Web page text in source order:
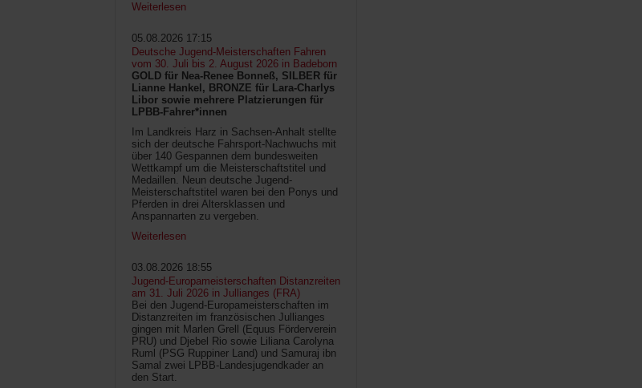
Weiterlesen
05.08.2026 17:15
Deutsche Jugend-Meisterschaften Fahren
vom 30. Juli bis 2. August 2026 in Badeborn
GOLD für Nea-Renee Bonneß, SILBER für
Lianne Hankel, BRONZE für Lara-Charlys
Libor sowie mehrere Platzierungen für
LPBB-Fahrer*innen
Im Landkreis Harz in Sachsen-Anhalt stellte
sich der deutsche Fahrsport-Nachwuchs mit
über 140 Gespannen dem bundesweiten
Wettkampf um die Meisterschaftstitel und
Medaillen. Neun deutsche Jugend-
Meisterschaftstitel waren bei den Ponys und
Pferden in drei Altersklassen und
Anspannarten zu vergeben.
Weiterlesen
03.08.2026 18:55
Jugend-Europameisterschaften Distanzreiten
am 31. Juli 2026 in Jullianges (FRA)
Bei den Jugend-Europameisterschaften im
Distanzreiten im französischen Jullianges
gingen mit Marlen Grell (Equus Förderverein
PRU) und Djebel Rio sowie Liliana Carolyna
Ruml (PSG Ruppiner Land) und Samuraj ibn
Samal zwei LPBB-Landesjugendkader an
den Start.